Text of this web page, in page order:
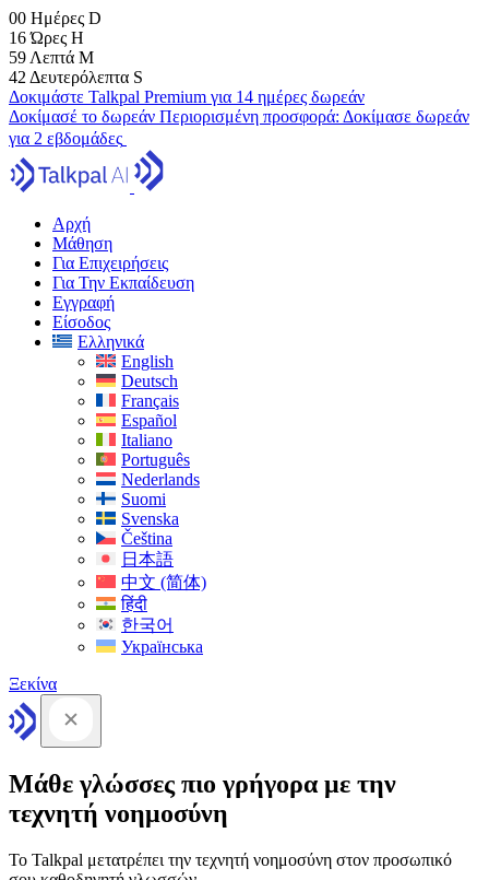
00 Ημέρες D
16 Ώρες H
59 Λεπτά M
41 Δευτερόλεπτα S
Δοκιμάστε Talkpal Premium για 14 ημέρες δωρεάν
Δοκίμασέ το δωρεάν Περιορισμένη προσφορά: Δοκίμασε δωρεάν
για 2 εβδομάδες
Αρχή
Μάθηση
Για Επιχειρήσεις
Για Την Εκπαίδευση
Εγγραφή
Είσοδος
Ελληνικά
English
Deutsch
Français
Español
Italiano
Português
Nederlands
Suomi
Svenska
Čeština
日本語
中文 (简体)
हिंदी
한국어
Українська
Ξεκίνα
Μάθε γλώσσες πιο γρήγορα με την
τεχνητή νοημοσύνη
Το Talkpal μετατρέπει την τεχνητή νοημοσύνη στον προσωπικό